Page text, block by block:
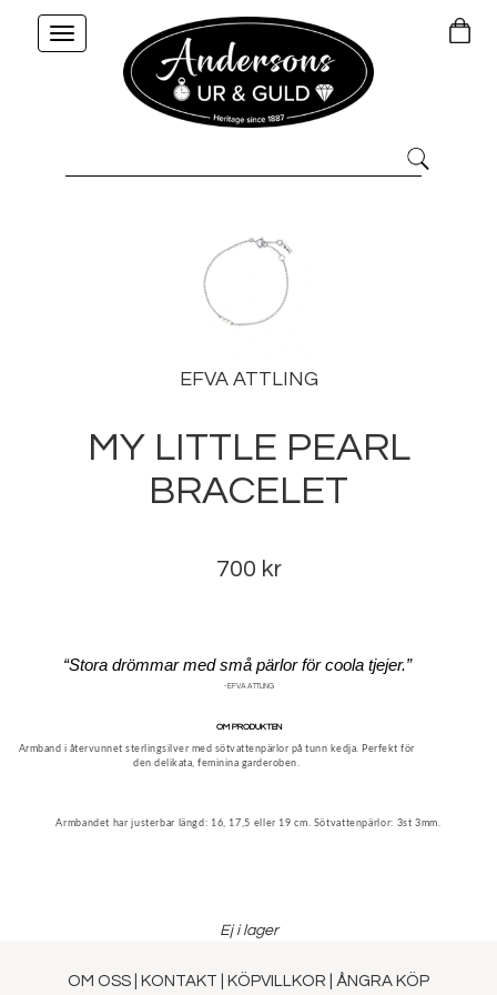
Toggle
navigation
EFVA ATTLING
MY LITTLE PEARL
BRACELET
700 kr
“Stora drömmar med små pärlor för coola tjejer.”
- EFVA ATTLING
OM PRODUKTEN
Armband i återvunnet sterlingsilver med sötvattenpärlor på tunn kedja. Perfekt för
den delikata, feminina garderoben.
Armbandet har justerbar längd: 16, 17,5 eller 19 cm. Sötvattenpärlor: 3st 3mm.
Ej i lager
OM OSS KONTAKT KÖPVILLKOR ÅNGRA KÖP